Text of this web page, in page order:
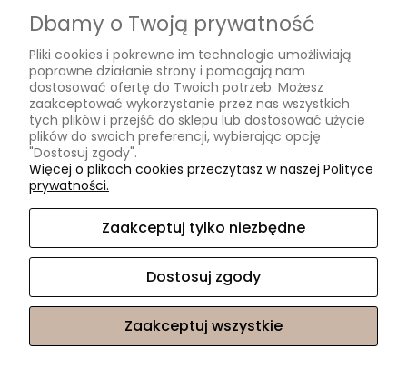
Czas i koszty dostawy
Czas realizacji zamówienia
Informacje
Polityka prywatności
O nas
Kontakt i dane firmy
Oryginalne tapety na ścianę Leszno | OtoStyl | ul. Szkolna 2/1 |
info@otostyl.com|
6972269690 | REGON: 301268391
Dbamy o Twoją prywatność
Pliki cookies i pokrewne im technologie umożliwiają
poprawne działanie strony i pomagają nam
dostosować ofertę do Twoich potrzeb. Możesz
zaakceptować wykorzystanie przez nas wszystkich
tych plików i przejść do sklepu lub dostosować użycie
plików do swoich preferencji, wybierając opcję
"Dostosuj zgody".
Więcej o plikach cookies przeczytasz w naszej Polityce
prywatności.
Zaakceptuj tylko niezbędne
Dostosuj zgody
Zaakceptuj wszystkie